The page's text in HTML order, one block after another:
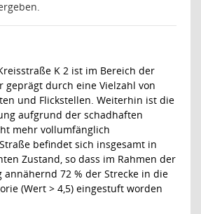
K 2 ist im Bereich der
geprägt durch eine Vielzahl von
und Flickstellen. Weiterhin ist die
aufgrund der schadhaften
mehr vollumfänglich
befindet sich insgesamt in
Zustand, so dass im Rahmen der
annähernd 72 % der Strecke in die
(Wert > 4,5) eingestuft worden